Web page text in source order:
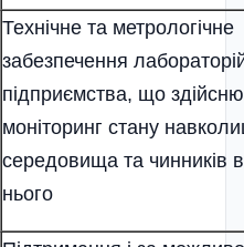
Технічне та метрологічне
забезпечення
підприємства, що
моніторинг стану
середовища та чинників
нього